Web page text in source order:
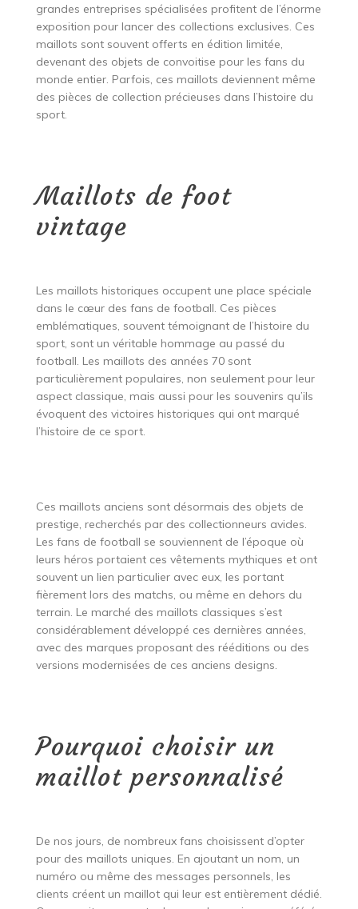
grandes entreprises spécialisées profitent de l’énorme
exposition pour lancer des collections exclusives. Ces
maillots sont souvent offerts en édition limitée,
devenant des objets de convoitise pour les fans du
monde entier. Parfois, ces maillots deviennent même
des pièces de collection précieuses dans l’histoire du
sport.
Maillots de foot
vintage
Les maillots historiques occupent une place spéciale
dans le cœur des fans de football. Ces pièces
emblématiques, souvent témoignant de l’histoire du
sport, sont un véritable hommage au passé du
football. Les maillots des années 70 sont
particulièrement populaires, non seulement pour leur
aspect classique, mais aussi pour les souvenirs qu’ils
évoquent des victoires historiques qui ont marqué
l’histoire de ce sport.
Ces maillots anciens sont désormais des objets de
prestige, recherchés par des collectionneurs avides.
Les fans de football se souviennent de l’époque où
leurs héros portaient ces vêtements mythiques et ont
souvent un lien particulier avec eux, les portant
fièrement lors des matchs, ou même en dehors du
terrain. Le marché des maillots classiques s’est
considérablement développé ces dernières années,
avec des marques proposant des rééditions ou des
versions modernisées de ces anciens designs.
Pourquoi choisir un
maillot personnalisé
De nos jours, de nombreux fans choisissent d’opter
pour des maillots uniques. En ajoutant un nom, un
numéro ou même des messages personnels, les
clients créent un maillot qui leur est entièrement dédié.